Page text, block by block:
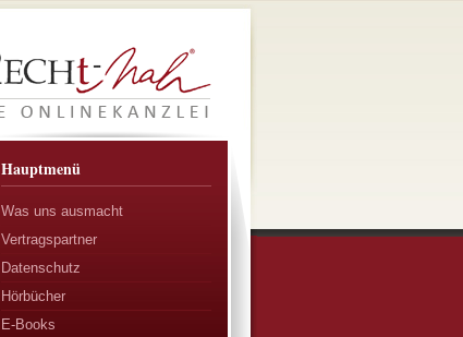
Hauptmenü
Was uns ausmacht
Vertragspartner
Datenschutz
Hörbücher
E-Books